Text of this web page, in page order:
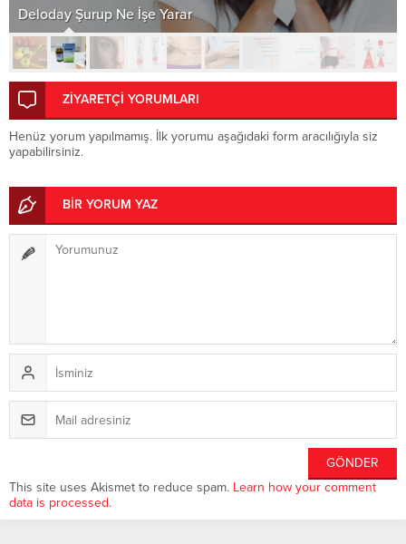
Deloday Şurup Ne İşe Yarar
ZİYARETÇİ YORUMLARI
Henüz yorum yapılmamış. İlk yorumu aşağıdaki form aracılığıyla siz
yapabilirsiniz.
BİR YORUM YAZ
This site uses Akismet to reduce spam. Learn how your comment
data is processed.